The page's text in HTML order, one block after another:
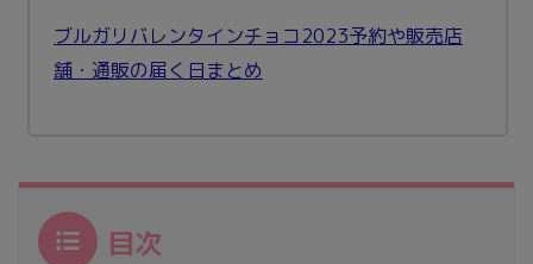
ブルガリバレンタインチョコ2023予約や販売店
舗・通販の届く日まとめ
目次